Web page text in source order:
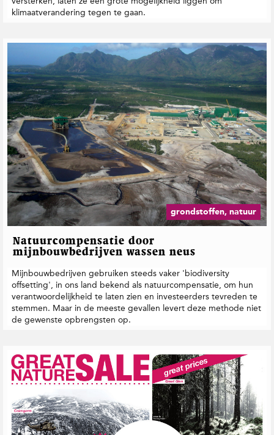
klimaatverandering tegen te gaan.
grondstoffen, natuur
Natuurcompensatie door
mijnbouwbedrijven wassen neus
Mijnbouwbedrijven gebruiken steeds vaker 'biodiversity
offsetting', in ons land bekend als natuurcompensatie, om hun
verantwoordelijkheid te laten zien en investeerders tevreden te
stemmen. Maar in de meeste gevallen levert deze methode niet
de gewenste opbrengsten op.